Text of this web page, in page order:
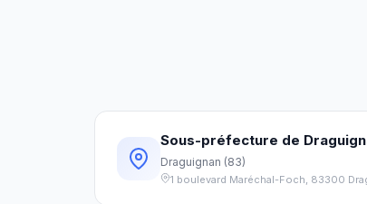
Sous-préfecture de
Draguignan (83)
1 boulevard Maréchal-Foch, 83300